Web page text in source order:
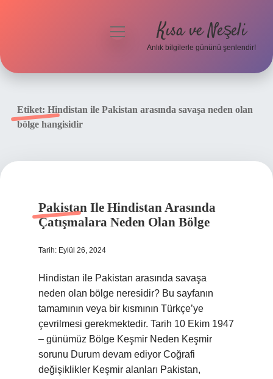
Yasal Uyarı
menüyü
Kısa ve Neşeli
Anlık bilgilerle gününü şenlendir!
Etiket: Hindistan ile Pakistan arasında savaşa neden olan
bölge hangisidir
Pakistan Ile Hindistan Arasında
Çatışmalara Neden Olan Bölge
Tarih: Eylül 26, 2024
Hindistan ile Pakistan arasında savaşa
neden olan bölge neresidir? Bu sayfanın
tamamının veya bir kısmının Türkçe’ye
çevrilmesi gerekmektedir. Tarih 10 Ekim 1947
– günümüz Bölge Keşmir Neden Keşmir
sorunu Durum devam ediyor Coğrafi
değişiklikler Keşmir alanları Pakistan,